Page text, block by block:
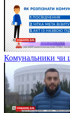
Комунальники чи